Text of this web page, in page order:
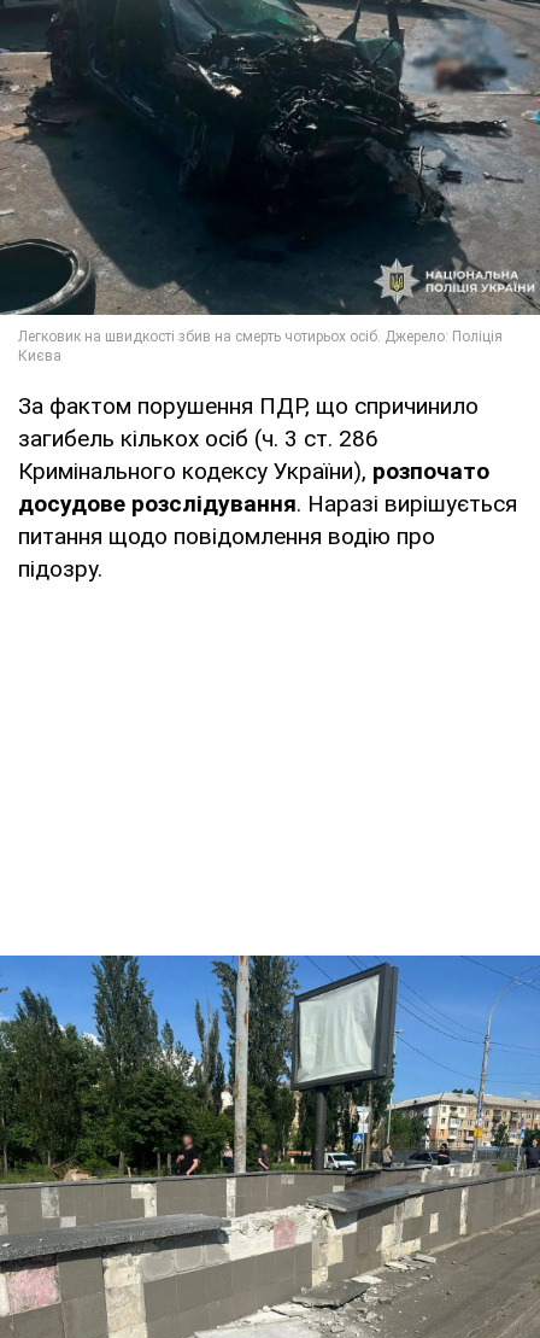
За фактом порушення ПДР, що спричинило
загибель кількох осіб (ч. 3 ст. 286
Кримінального кодексу України), розпочато
досудове розслідування. Наразі вирішується
питання щодо повідомлення водію про
підозру.